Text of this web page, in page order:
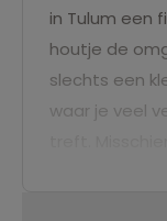
in Tulum een
houtje de
slechts een
waar je veel